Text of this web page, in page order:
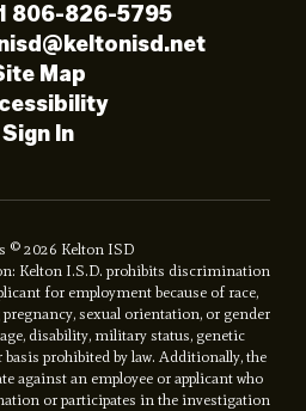
806-826-5795
Map
Sign In
© 2026 Kelton ISD
Kelton I.S.D. prohibits discrimination
for employment because of race,
sexual orientation, or gender
disability, military status, genetic
prohibited by law. Additionally, the
against an employee or applicant who
or participates in the investigation